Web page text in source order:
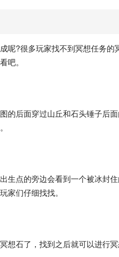
呢?很多玩家找不到冥想任务
吧。
的后面穿过山丘和石头锤子后
生点的旁边会看到一个被冰封
家们仔细找找。
想石了，找到之后就可以进行